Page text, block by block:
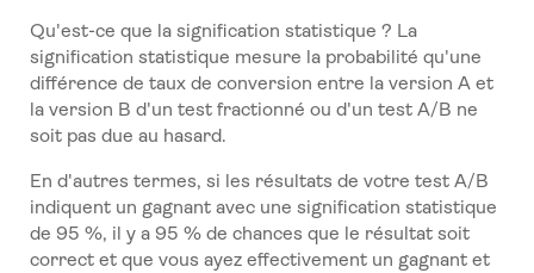
Qu'est-ce que la signification statistique ? La
signification statistique mesure la probabilité qu'une
différence de taux de conversion entre la version A et
la version B d'un test fractionné ou d'un test A/B ne
soit pas due au hasard.
En d'autres termes, si les résultats de votre test A/B
indiquent un gagnant avec une signification statistique
de 95 %, il y a 95 % de chances que le résultat soit
correct et que vous ayez effectivement un gagnant et